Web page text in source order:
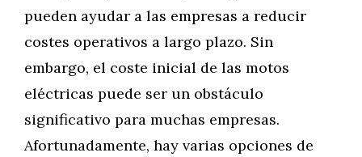
pueden ayudar a las empresas a reducir
costes operativos a largo plazo. Sin
embargo, el coste inicial de las motos
eléctricas puede ser un obstáculo
significativo para muchas empresas.
Afortunadamente, hay varias opciones de